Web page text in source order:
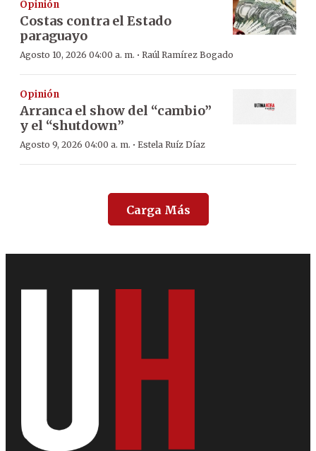
Opinión
Costas contra el Estado
paraguayo
Agosto 10, 2026 04:00 a. m. · Raúl Ramírez Bogado
Opinión
Arranca el show del “cambio”
y el “shutdown”
Agosto 9, 2026 04:00 a. m. · Estela Ruíz Díaz
Carga Más